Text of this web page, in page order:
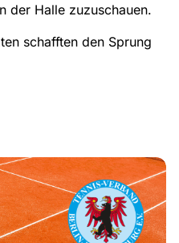
der Halle zuzuschauen.
schafften den Sprung